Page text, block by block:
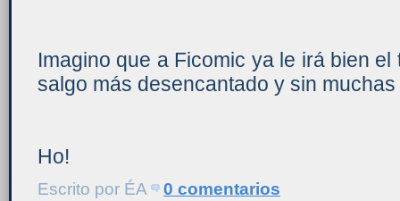
Imagino que a Ficomic ya le irá bien
salgo más desencantado y sin
Ho!
Escrito por ÉA
0 comentarios